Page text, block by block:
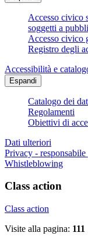
Accesso civico
soggetti a
Accesso civico
Registro degli
Accessibilità e
Espandi
Catalogo dei
Regolamenti
Obiettivi di
Dati ulteriori
Privacy -
Whistleblowing
Class action
Class action
Visite alla pagina: 111